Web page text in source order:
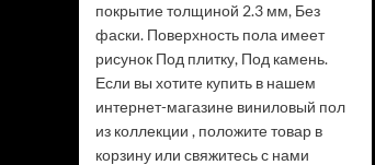
покрытие толщиной 2.3 мм, Без
фаски. Поверхность пола имеет
рисунок Под плитку, Под камень.
Если вы хотите купить в нашем
интернет-магазине виниловый пол
из коллекции , положите товар в
корзину или свяжитесь с нами